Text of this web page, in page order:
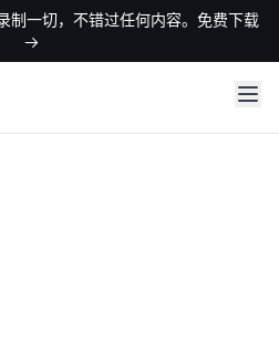
一切，不错过任何内容。免费下载
→